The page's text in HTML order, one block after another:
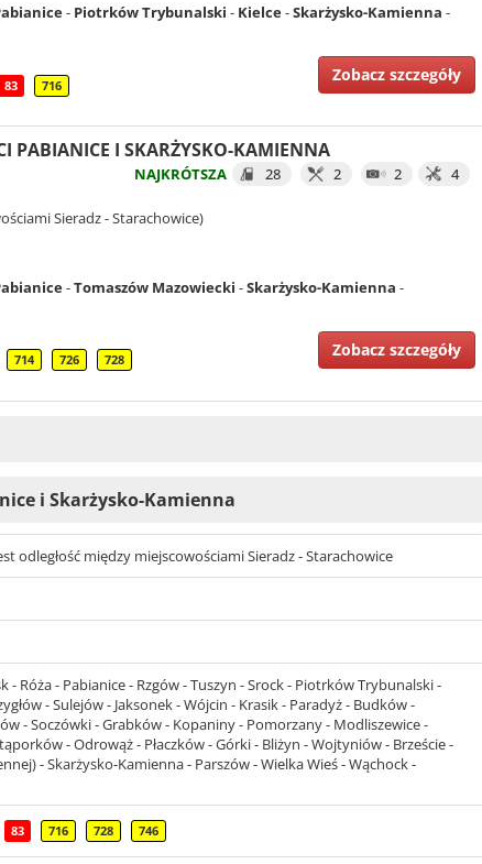
- Piotrków Trybunalski - Kielce-Skarżysko-Kamienna -
83 716
Zobacz szczegóły
PABIANICE I SKARŻYSKO-KAMIENNA
NAJKRÓTSZA 28 2 2 4
Sieradz - Starachowice)
-Tomaszów Mazowiecki -Skarżysko-Kamienna -
714 726 728
Zobacz szczegóły
i Skarżysko-Kamienna
odległość między miejscowościami Sieradz - Starachowice
- Róża - Pabianice - Rzgów - Tuszyn - Srock - Piotrków Trybunalski -
- Sulejów - Jaksonek - Wójcin - Krasik - Paradyż - Budków -
- Soczówki - Grabków - Kopaniny - Pomorzany - Modliszewice -
- Odrowąż - Płaczków - Górki - Bliżyn - Wojtyniów - Brzeście -
- Skarżysko-Kamienna - Parszów - Wielka Wieś - Wąchock -
83 716 728 746